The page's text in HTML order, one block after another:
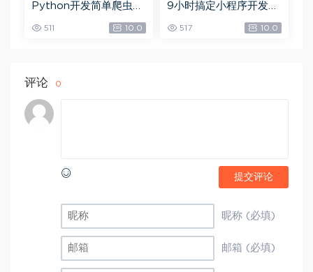
Python开发简单爬虫，
网盘下载(375.94M)
511 10.0
9小时搞定小程序开发，
517 10.0
评论 0
提交评论
昵称 (必填)
邮箱 (必填)